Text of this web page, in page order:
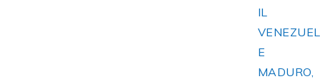
IL
E
MADURO,